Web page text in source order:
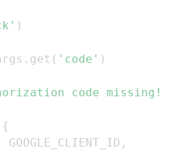
)
. get ( 'code' )
code missing!"
{
GOOGLE_CLIENT_ID ,